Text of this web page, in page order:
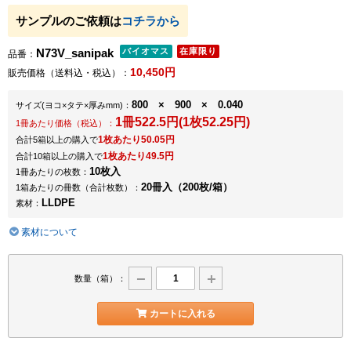
サンプルのご依頼はコチラから
品番： N73V_sanipak
販売価格（送料込・税込）： 10,450円
サイズ(ヨコ×タテ×厚みmm) ： 800 × 900 × 0.040
1冊あたり価格（税込）： 1冊522.5円(1枚52.25円)
合計5箱以上の購入で1枚あたり50.05円
合計10箱以上の購入で1枚あたり49.5円
1冊あたりの枚数： 10枚入
1箱あたりの冊数（合計枚数）： 20冊入（200枚/箱）
素材： LLDPE
素材について
数量（箱）：
カートに入れる